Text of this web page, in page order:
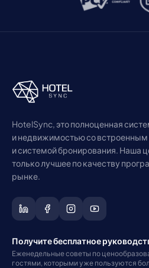
HotelSync, это полноценная
и недвижимостью со
и системой бронирования. Наша
только лучшее по качеству
рынке.
Получите бесплатное
Еженедельные советы по
гостями, которыми уже пользуются